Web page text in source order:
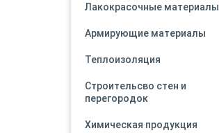
Лакокрасочные материалы
Армирующие материалы
Теплоизоляция
Строительсво стен и
перегородок
Химическая продукция